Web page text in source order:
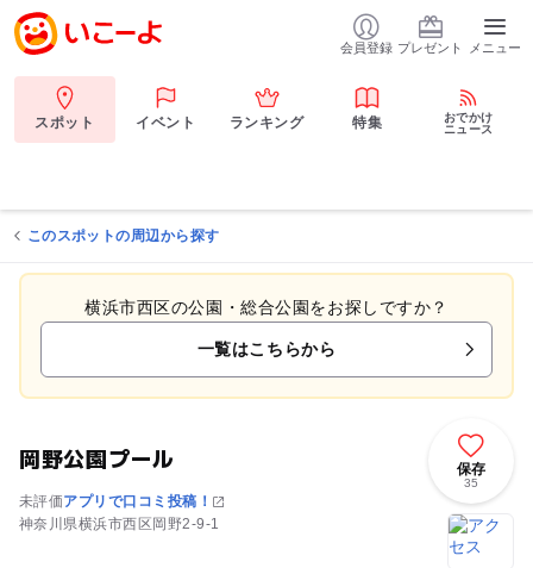
会員登録 プレゼント メニュー
スポット イベント ランキング 特集
おでかけ
ニュース
このスポットの周辺から探す
横浜市西区の公園・総合公園をお探しですか？
一覧はこちらから
岡野公園プール
未評価アプリで口コミ投稿！
神奈川県横浜市西区岡野2-9-1
保存
35